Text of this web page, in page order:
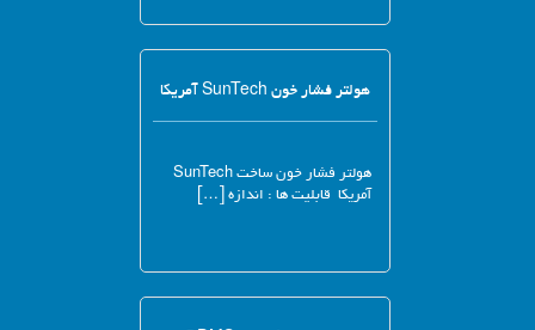
هولتر فشار خون SunTech آمریکا
هولتر فشار خون ساخت SunTech
آمریکا قابلیت ها : اندازه […]